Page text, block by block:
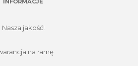
INFORMACJE
Nasza jakość!
na ramę